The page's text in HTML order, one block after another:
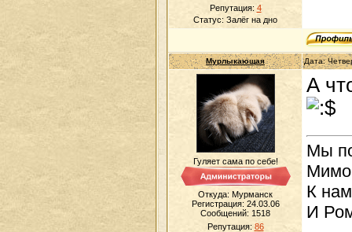
Репутация: 4
Статус: Залёг на дно
Мурлыкающая Дата:
Гуляет сама по себе!
Откуда: Мурманск
Регистрация: 24.03.06
Сообщений: 1518
Репутация: 86
А
Мы
Мимо
К
И